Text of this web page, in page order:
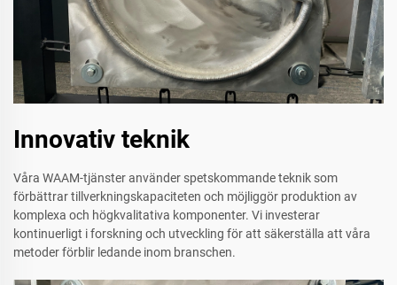
Innovativ teknik
Våra WAAM-tjänster använder spetskommande teknik som
förbättrar tillverkningskapaciteten och möjliggör produktion av
komplexa och högkvalitativa komponenter. Vi investerar
kontinuerligt i forskning och utveckling för att säkerställa att våra
metoder förblir ledande inom branschen.